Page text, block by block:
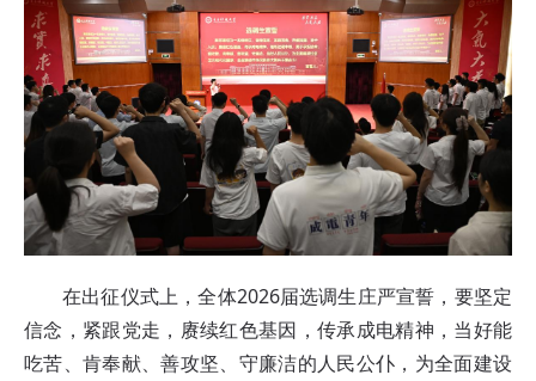
在出征仪式上，全体2026届选调生庄严宣誓，要坚定
信念，紧跟党走，赓续红色基因，传承成电精神，当好能
吃苦、肯奉献、善攻坚、守廉洁的人民公仆，为全面建设